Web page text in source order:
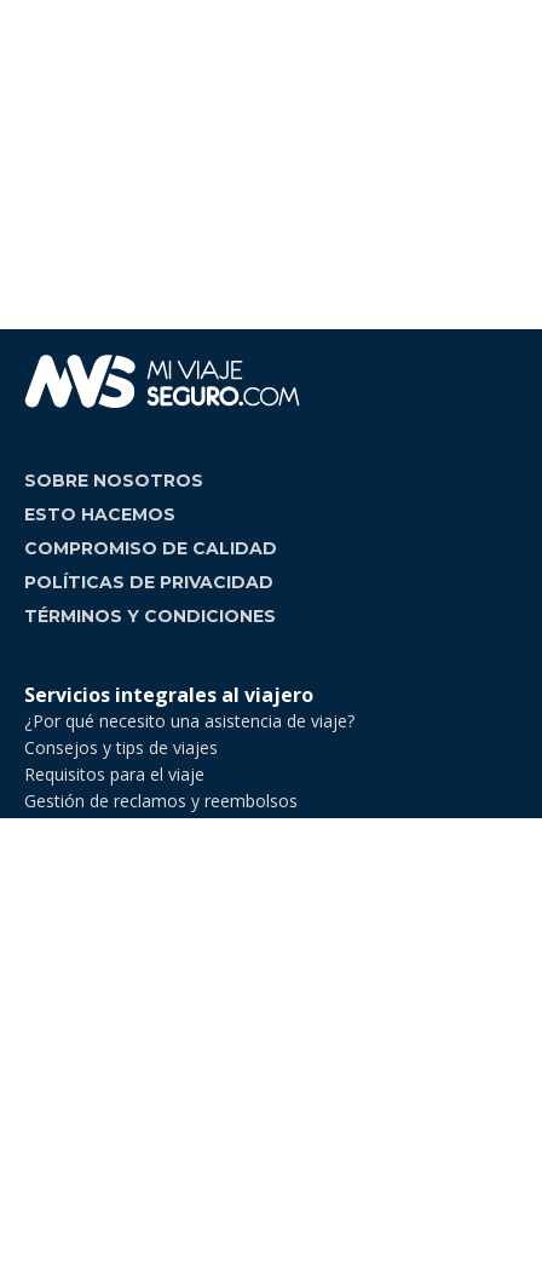
SOBRE NOSOTROS
ESTO HACEMOS
COMPROMISO DE CALIDAD
POLÍTICAS DE PRIVACIDAD
TÉRMINOS Y CONDICIONES
Servicios integrales al viajero
¿Por qué necesito una asistencia de viaje?
Consejos y tips de viajes
Requisitos para el viaje
Gestión de reclamos y reembolsos